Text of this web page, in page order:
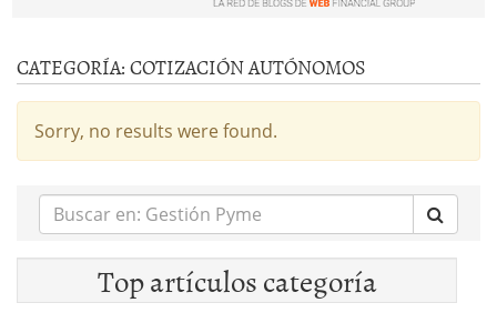
CATEGORÍA:COTIZACIÓN AUTÓNOMOS
Sorry, no results were found.
Buscar
en:
Top artículos categoría